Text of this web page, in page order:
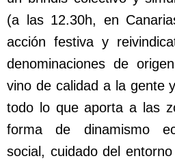
(a las 12.30h, en
acción festiva y
denominaciones de
vino de calidad a la gente
todo lo que aporta a las
forma de dinamismo
social, cuidado del